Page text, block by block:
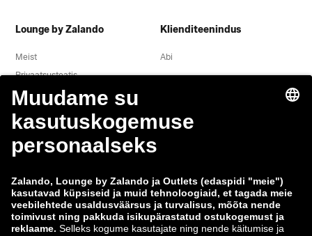
Lounge by Zalando
Meist
Privaatsusteatis
Õigusteave
Tingimused
Taganemine
Töökohad
Teavita haavatavusest
Tooteohutus
Klienditeenindus
Abi